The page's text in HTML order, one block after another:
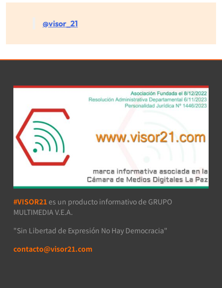
@visor_21
#VISOR21 es un producto informativo de GRUPO
MULTIMEDIA V.E.A.
"Sin Libertad de Expresión No Hay Democracia"
contacto@visor21.com